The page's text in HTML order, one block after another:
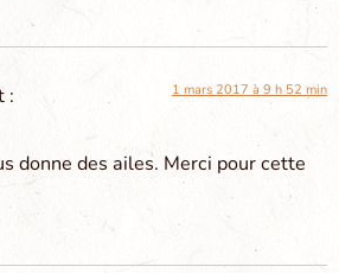
: 1 mars 2017 à 9 h 52 min
donne des ailes. Merci pour cette